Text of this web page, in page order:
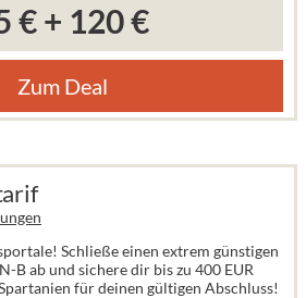
€+ 120 €
Zum Deal
Schließe einen extrem günstigen
B ab und sichere dir bis zu 400 EUR
für deinen gültigen Abschluss!